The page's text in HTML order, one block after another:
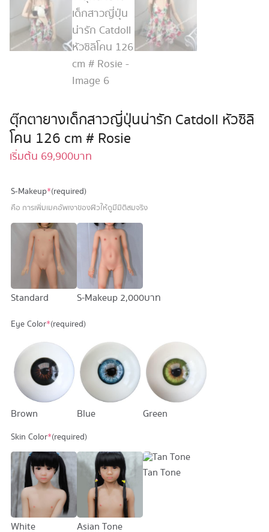
ตุ๊กตายางเด็กสาวญี่ปุ่นน่ารัก Catdoll หัวซิลิ
โคน 126 cm # Rosie
เริ่มต้น 69,900บาท
S-Makeup*(required)
คือ การเพิ่มเมคอัพเงาของผิวให้ดูมีมิติสมจริง
Standard S-Makeup 2,000 บาท
Eye Color*(required)
Brown Blue Green
Skin Color*(required)
White Asian Tone
Tan Tone